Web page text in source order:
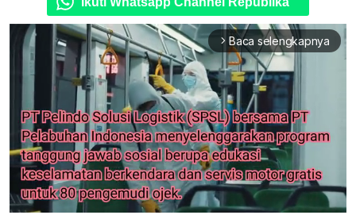
arrow_forward_ios Baca selengkapnya